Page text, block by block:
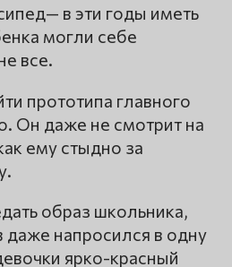
в эти годы иметь
могли себе
все.
прототипа главного
Он даже не смотрит на
ему стыдно за
образ школьника,
напросился в одну
ярко-красный